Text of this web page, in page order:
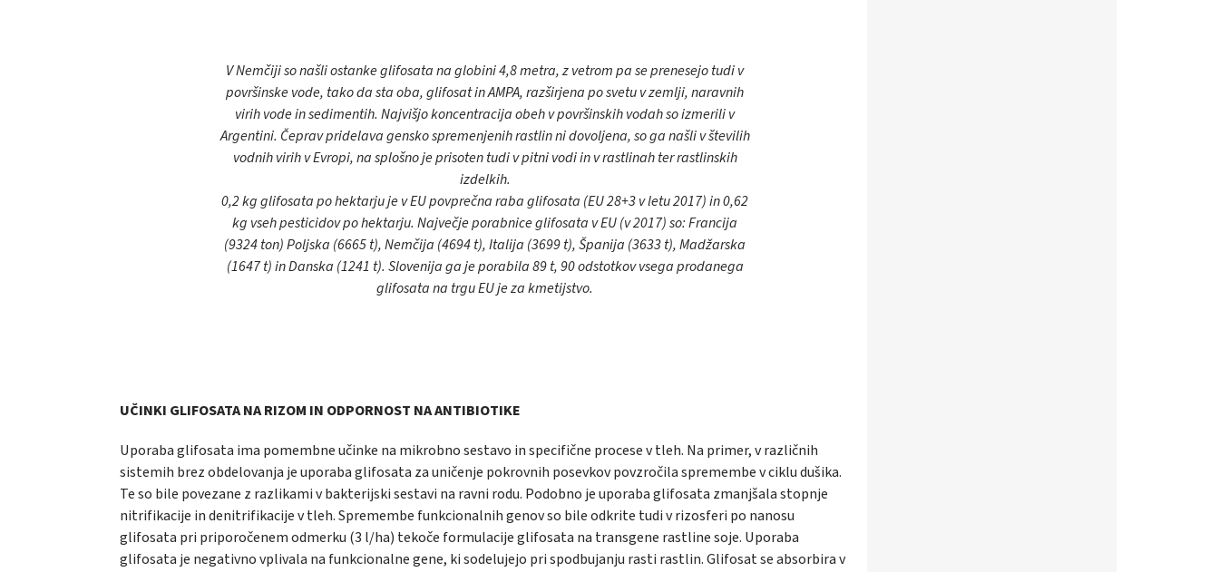
V Nemčiji so našli ostanke glifosata na globini 4,8 metra, z vetrom pa se prenesejo tudi v
površinske vode, tako da sta oba, glifosat in AMPA, razširjena po svetu v zemlji, naravnih
virih vode in sedimentih. Najvišjo koncentracija obeh v površinskih vodah so izmerili v
Argentini. Čeprav pridelava gensko spremenjenih rastlin ni dovoljena, so ga našli v številih
vodnih virih v Evropi, na splošno je prisoten tudi v pitni vodi in v rastlinah ter rastlinskih
izdelkih.
0,2 kg glifosata po hektarju je v EU povprečna raba glifosata (EU 28+3 v letu 2017) in 0,62
kg vseh pesticidov po hektarju. Največje porabnice glifosata v EU (v 2017) so: Francija
(9324 ton) Poljska (6665 t), Nemčija (4694 t), Italija (3699 t), Španija (3633 t), Madžarska
(1647 t) in Danska (1241 t). Slovenija ga je porabila 89 t, 90 odstotkov vsega prodanega
glifosata na trgu EU je za kmetijstvo.
UČINKI GLIFOSATA NA RIZOM IN ODPORNOST NA ANTIBIOTIKE
Uporaba glifosata ima pomembne učinke na mikrobno sestavo in specifične procese v tleh. Na primer, v različnih
sistemih brez obdelovanja je uporaba glifosata za uničenje pokrovnih posevkov povzročila spremembe v ciklu dušika.
Te so bile povezane z razlikami v bakterijski sestavi na ravni rodu. Podobno je uporaba glifosata zmanjšala stopnje
nitrifikacije in denitrifikacije v tleh. Spremembe funkcionalnih genov so bile odkrite tudi v rizosferi po nanosu
glifosata pri priporočenem odmerku (3 l/ha) tekoče formulacije glifosata na transgene rastline soje. Uporaba
glifosata je negativno vplivala na funkcionalne gene, ki sodelujejo pri spodbujanju rasti rastlin. Glifosat se absorbira v